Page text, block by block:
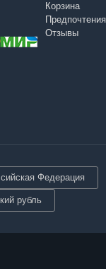
Корзина
Предпочтения
Отзывы
Федерация
рубль